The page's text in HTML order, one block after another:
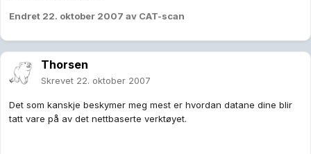
Endret 22. oktober 2007 av CAT-scan
Thorsen
Skrevet 22. oktober 2007
Det som kanskje beskymer meg mest er hvordan datane dine blir
tatt vare på av det nettbaserte verktøyet.